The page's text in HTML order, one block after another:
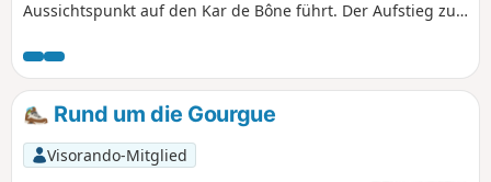
Aussichtspunkt auf den Kar de Bône führt. Der Aufstieg zu
namens „Côte de Ouf”. Zahlreiche Landschaften rund um
Saint-Antonin-Noble-Val und seinen Fluss erwarten den
Wanderer. Der Rückweg führt am Fuße des Brousse durch
schöne Wälder und teilweise wieder entlang des Aveyron.
Rund um die Gourgue
Visorando-Mitglied